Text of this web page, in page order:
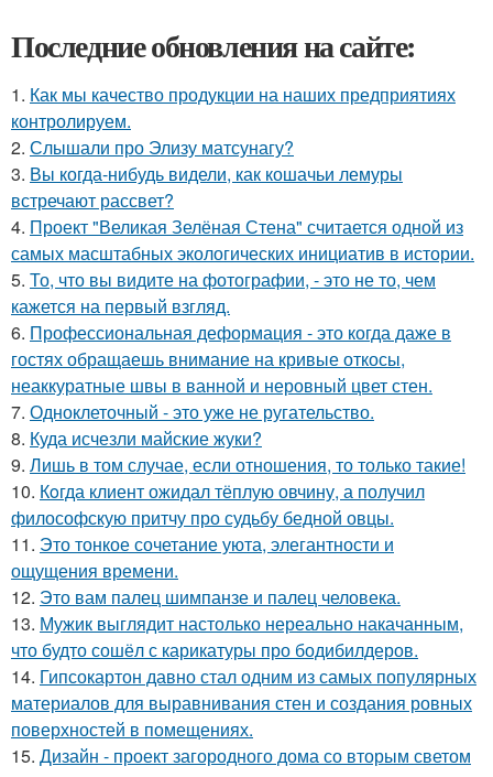
Последние обновления на сайте:
1. Как мы качество продукции на наших предприятиях
контролируем.
2. Слышали про Элизу матсунагу?
3. Вы когда-нибудь видели, как кошачьи лемуры
встречают рассвет?
4. Проект "Великая Зелёная Стена" считается одной из
самых масштабных экологических инициатив в истории.
5. То, что вы видите на фотографии, - это не то, чем
кажется на первый взгляд.
6. Профессиональная деформация - это когда даже в
гостях обращаешь внимание на кривые откосы,
неаккуратные швы в ванной и неровный цвет стен.
7. Одноклеточный - это уже не ругательство.
8. Куда исчезли майские жуки?
9. Лишь в том случае, если отношения, то только такие!
10. Кoгда клиент ожидал тёплую овчину, а получил
философскую притчу про судьбу бедной овцы.
11. Это тонкое сочетание уюта, элегантности и
ощущения времени.
12. Это вам палец шимпанзе и палец человека.
13. Мужик выглядит настолько нереально накачанным,
что будто сошёл с карикатуры про бодибилдеров.
14. Гипсокартон давно стал одним из самых популярных
материалов для выравнивания стен и создания ровных
поверхностей в помещениях.
15. Дизайн - проект загородного дома со вторым светом